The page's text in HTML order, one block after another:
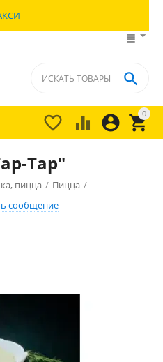
0


 

Тар"
пицца / Пицца /
сообщение